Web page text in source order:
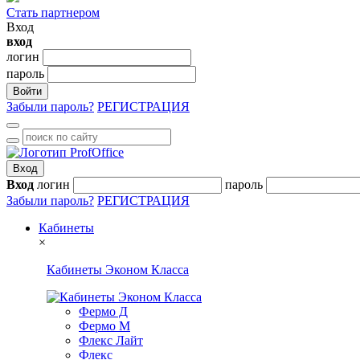
Стать партнером
Вход
вход
логин
пароль
Войти
Забыли пароль? РЕГИСТРАЦИЯ
Вход
Вход логин пароль
Забыли пароль? РЕГИСТРАЦИЯ
Кабинеты
×
Кабинеты Эконом Класса
Фермо Д
Фермо М
Флекс Лайт
Флекс